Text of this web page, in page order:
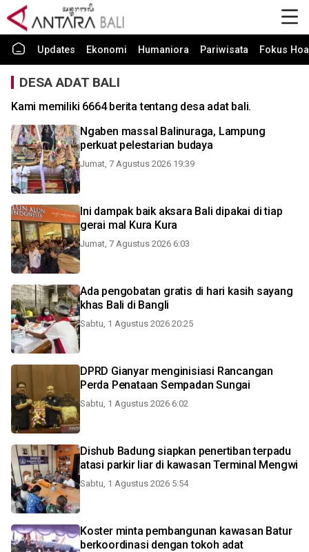
Updates Ekonomi Humaniora Pariwisata Fokus
DESA ADAT BALI
Kami memiliki 6664 berita tentang desa adat bali.
Ngaben massal Balinuraga, Lampung
perkuat pelestarian budaya
Jumat, 7 Agustus 2026 19:39
Ini dampak baik aksara Bali dipakai di tiap
gerai mal Kura Kura
Jumat, 7 Agustus 2026 6:03
Ada pengobatan gratis di hari kasih sayang
khas Bali di Bangli
Sabtu, 1 Agustus 2026 20:25
DPRD Gianyar menginisiasi Rancangan
Perda Penataan Sempadan Sungai
Sabtu, 1 Agustus 2026 6:02
Dishub Badung siapkan penertiban terpadu
atasi parkir liar di kawasan Terminal Mengwi
Sabtu, 1 Agustus 2026 5:54
Koster minta pembangunan kawasan Batur
berkoordinasi dengan tokoh adat